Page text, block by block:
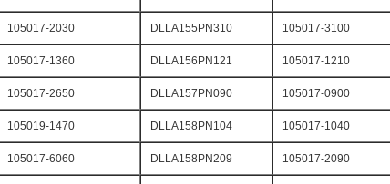
105017-2030 DLLA155PN310 105017-3100
105017-1360 DLLA156PN121 105017-1210
105017-2650 DLLA157PN090 105017-0900
105019-1470 DLLA158PN104 105017-1040
105017-6060 DLLA158PN209 105017-2090